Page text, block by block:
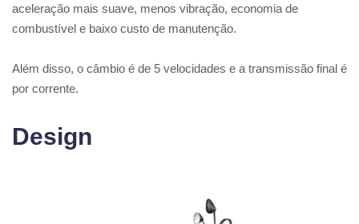
aceleração mais suave, menos vibração, economia de
combustível e baixo custo de manutenção.
Além disso, o câmbio é de 5 velocidades e a transmissão final é
por corrente.
Design